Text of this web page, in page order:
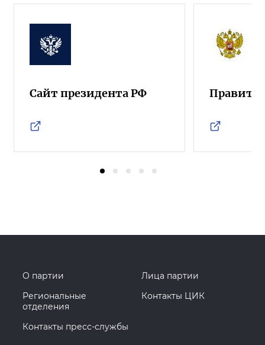
Сайт президента РФ
О партии
Лица партии
Региональные
отделения
Контакты ЦИК
Контакты пресс-службы